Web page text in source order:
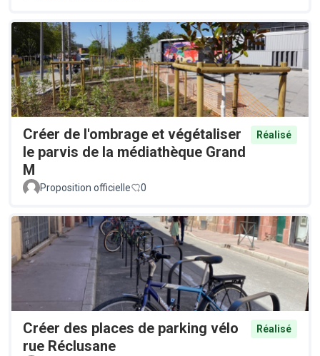
Créer de l'ombrage et végétaliser
le parvis de la médiathèque Grand
M
Réalisé
Proposition officielle 0
Créer des places de parking vélo
rue Réclusane
Réalisé